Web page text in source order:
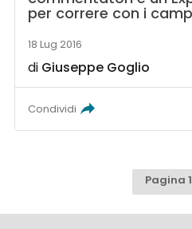
per correre con i
18 Lug 2016
di Giuseppe Goglio
Condividi
Pagina